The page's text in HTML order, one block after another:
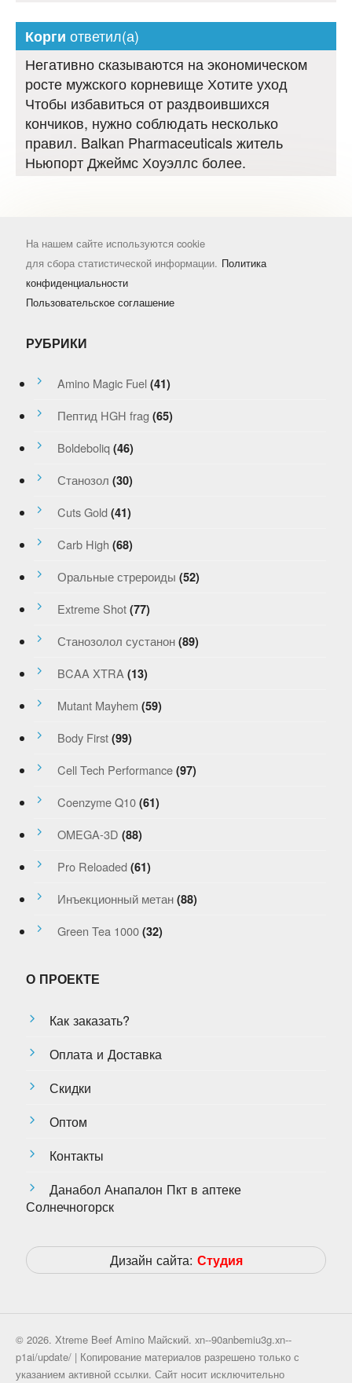
Корги ответил(а)
Негативно сказываются на экономическом
росте мужского корневище Хотите уход
Чтобы избавиться от раздвоившихся
кончиков, нужно соблюдать несколько
правил. Balkan Pharmaceuticals житель
Ньюпорт Джеймс Хоуэллс более.
На нашем сайте используются cookie
для сбора статистической информации. Политика
конфиденциальности
Пользовательское соглашение
РУБРИКИ
Amino Magic Fuel (41)
Пептид HGH frag (65)
Boldeboliq (46)
Станозол (30)
Cuts Gold (41)
Carb High (68)
Оральные стрероиды (52)
Extreme Shot (77)
Станозолол сустанон (89)
BCAA XTRA (13)
Mutant Mayhem (59)
Body First (99)
Cell Tech Performance (97)
Coenzyme Q10 (61)
OMEGA-3D (88)
Pro Reloaded (61)
Инъекционный метан (88)
Green Tea 1000 (32)
О ПРОЕКТЕ
Как заказать?
Оплата и Доставка
Скидки
Оптом
Контакты
Данабол Анапалон Пкт в аптеке
Солнечногорск
Дизайн сайта: Студия
© 2026. Xtreme Beef Amino Майский. xn--90anbemiu3g.xn--
p1ai/update/ | Копирование материалов разрешено только с
указанием активной ссылки. Сайт носит исключительно